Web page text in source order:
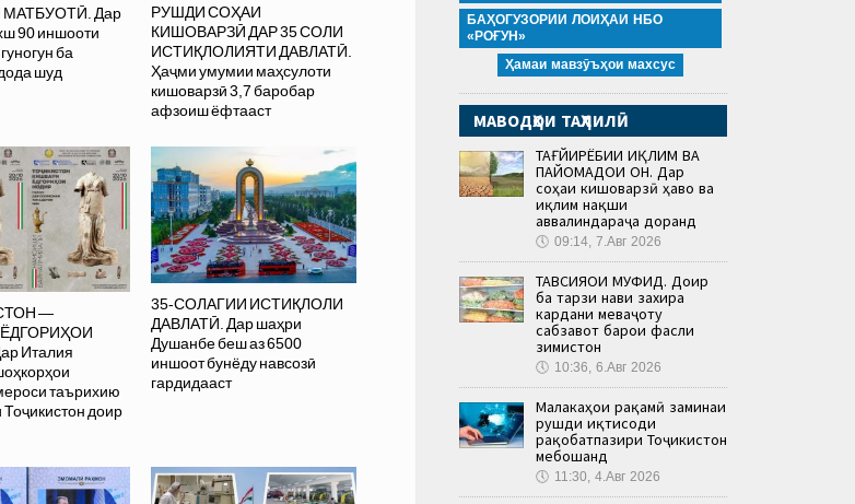
Дар
90 иншооти
ба
шуд
РУШДИ СОҲАИ
КИШОВАРЗӢ ДАР 35 СОЛИ
ИСТИҚЛОЛИЯТИ ДАВЛАТӢ.
Ҳаҷми умумии маҳсулоти
кишоварзӣ 3,7 баробар
афзоиш ёфтааст
—
Италия
таърихию
доир
35-СОЛАГИИ ИСТИҚЛОЛИ
ДАВЛАТӢ. Дар шаҳри
Душанбе беш аз 6500
иншоот бунёду навсозӣ
гардидааст
БАҲОГУЗОРИИ ЛОИҲАИ НБО
«РОҒУН»
Ҳамаи мавзӯъҳои махсус
МАВОДҲОИ ТАҲЛИЛӢ
ТАҒЙИРЁБИИ ИҚЛИМ ВА
ПАЙОМАДҲОИ ОН. Дар
соҳаи кишоварзӣ ҳаво ва
иқлим нақши
аввалиндараҷа доранд
🕔 09:14, 7.Авг 2026
ТАВСИЯҲОИ МУФИД. Доир
ба тарзи нави захира
кардани меваҷоту
сабзавот барои фасли
зимистон
🕔 10:36, 6.Авг 2026
Малакаҳои рақамӣ заминаи
рушди иқтисоди
рақобатпазири Тоҷикистон
мебошанд
🕔 11:30, 4.Авг 2026